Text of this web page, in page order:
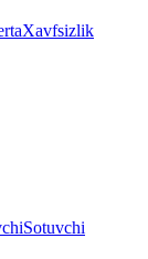
Xavfsizlik
Sotuvchi